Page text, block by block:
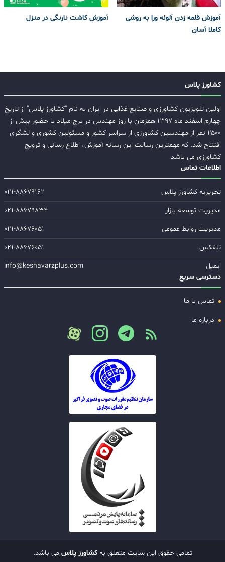
آموزش قلمه زدن آلوئه ورا به روشی
کاملا آسان
آموزش کاشت نارنگی در منزل
کشاورز پلاس
اولین تلویزیون کشاورزی و صنایع غذایی در ایران به نام "کشاورز پلاس" از تاریخ
چهارم اسفند ماه ۱۳۹۷ همزمان با روز مهندس در برج میلاد با حضور بیش از
۲۵۰۰ نفر از مهندسین کشاورزی از سراسر کشور و مسئولین کشوری و لشگری
افتتاح شد. که مهمترین رسالت این رسانه آموزش، اطلاع رسانی و ترویج
کشاورزی می باشد
اطلاعات تماس
تحریریه کشاورز پلاس
۰۲۱-۸۸۶۷۹۱۶۲
مدیریت توسعه بازار
۰۲۱-۸۸۶۷۹۸۳۴
مدیریت روابط عمومی
۰۲۱-۸۸۶۷۶۰۵۱
تلفکس
۰۲۱-۸۸۶۷۶۰۵۱
ایمیل
info@keshavarzplus.com
دسترسی سریع
تماس با ما
درباره ما
تمامی حقوق این سایت متعلق بهکشاورز پلاس می باشد.